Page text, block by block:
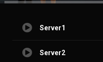
Server1
Server2